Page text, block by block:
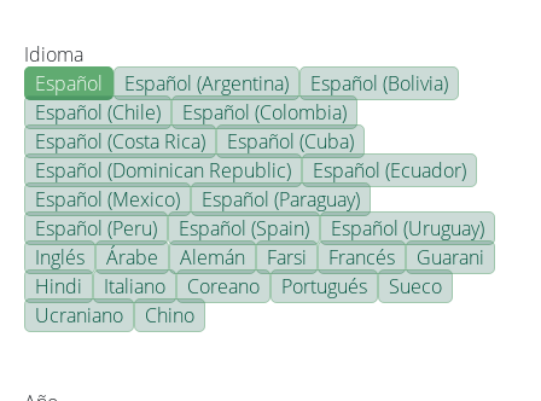
Idioma
Español
Español (Argentina)
Español (Bolivia)
Español (Chile)
Español (Colombia)
Español (Costa Rica)
Español (Cuba)
Español (Dominican Republic)
Español (Ecuador)
Español (Mexico)
Español (Paraguay)
Español (Peru)
Español (Spain)
Español (Uruguay)
Inglés
Árabe Alemán Farsi Francés
Guarani
Hindi
Italiano Coreano Portugués
Sueco
Ucraniano
Chino